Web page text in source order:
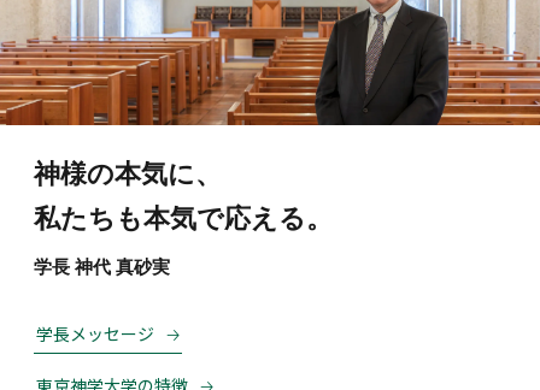
神様の本気に、
私たちも本気で応える。
学長 神代 真砂実
学長メッセージ
東京神学大学の特徴